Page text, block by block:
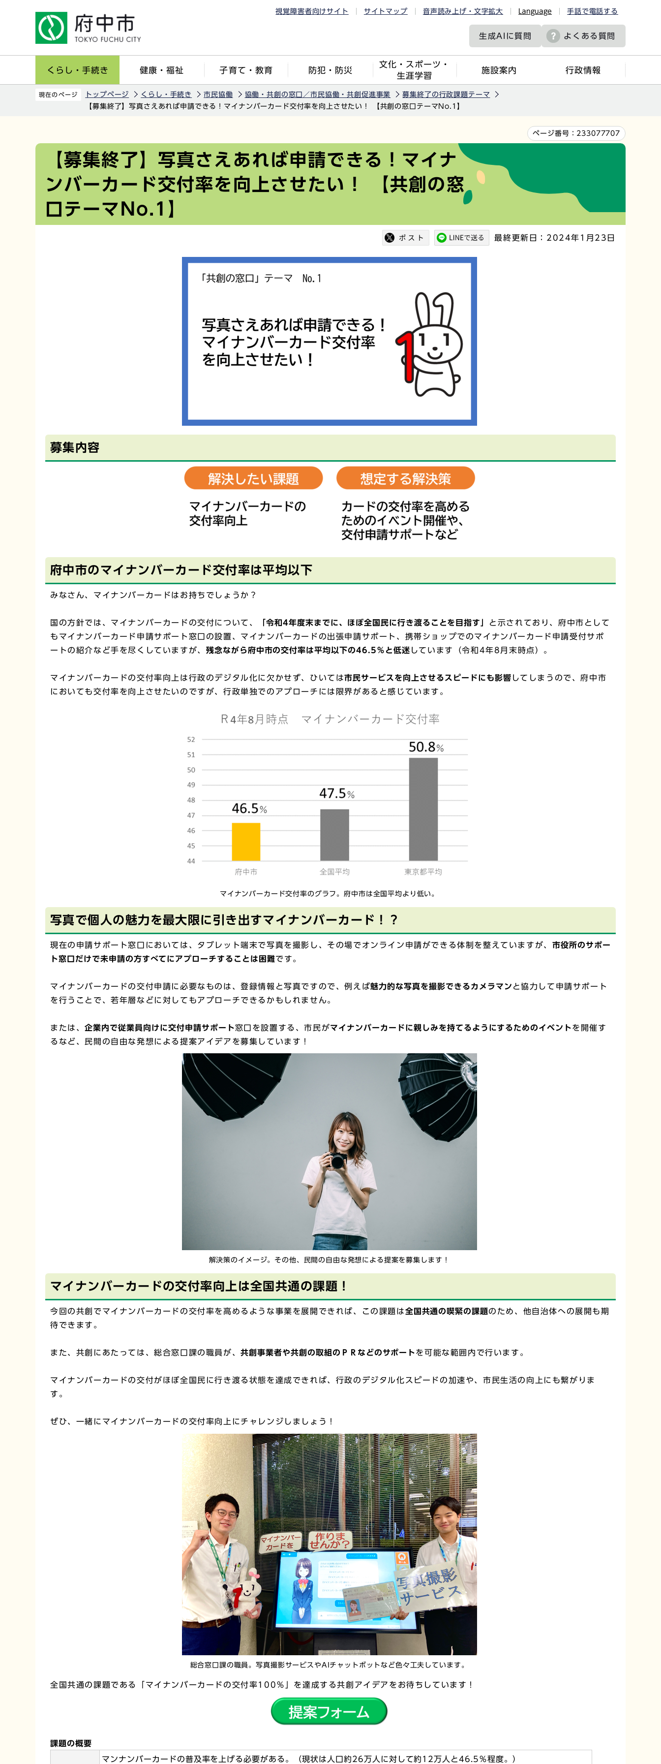
視覚障害者向けサイト サイトマップ 音声読み上げ・文字拡大 Language 手話で電話する
生成AIに質問 よくある質問
くらし・手続き 健康・福祉 子育て・教育 防犯・防災
文化・スポーツ・
生涯学習
施設案内 行政情報
現在のページ トップページ くらし・手続き 市民協働 協働・共創の窓口／市民協働・共創促進事業
募集終了の行政課題テーマ
【募集終了】写真さえあれば申請できる！マイナンバーカード交付率を向上させたい！ 【共創の窓口テーマNo.1】
ページ番号： 233077707
【募集終了】写真さえあれば申請できる！マイナ
ンバーカード交付率を向上させたい！ 【共創の窓
口テーマNo.1】
最終更新日：2024年1月23日
募集内容
府中市のマイナンバーカード交付率は平均以下
みなさん、マイナンバーカードはお持ちでしょうか？
国の方針では、マイナンバーカードの交付について、 「令和4年度末までに、ほぼ全国民に行き渡ることを目指す」
と示されており、府中市として
もマイナンバーカード申請サポート窓口の設置、マイナンバーカードの出張申請サポート、携帯ショップでのマイナンバーカード申請受付サポ
ートの紹介など手を尽くしていますが、 残念ながら府中市の交付率は平均以下の46.5％と低迷 しています（令和4年8月末時点）。
マイナンバーカードの交付率向上は行政のデジタル化に欠かせず、ひいては市民サービスを向上させるスピードにも影響 してしまうので、府中市
においても交付率を向上させたいのですが、行政単独でのアプローチには限界があると感じています。
マイナンバーカード交付率のグラフ。府中市は全国平均より低い。
写真で個人の魅力を最大限に引き出すマイナンバーカード！？
現在の申請サポート窓口においては、タブレット端末で写真を撮影し、その場でオンライン申請ができる体制を整えていますが、 市役所のサポー
ト窓口だけで未申請の方すべてにアプローチすることは困難です。
マイナンバーカードの交付申請に必要なものは、登録情報と写真ですので、例えば魅力的な写真を撮影できるカメラマン と協力して申請サポート
を行うことで、若年層などに対してもアプローチできるかもしれません。
または、企業内で従業員向けに交付申請サポート窓口を設置する、市民がマイナンバーカードに親しみを持てるようにするためのイベントを開催す
るなど、民間の自由な発想による提案アイデアを募集しています！
解決策のイメージ。その他、民間の自由な発想による提案を募集します！
マイナンバーカードの交付率向上は全国共通の課題！
今回の共創でマイナンバーカードの交付率を高めるような事業を展開できれば、この課題は全国共通の喫緊の課題のため、他自治体への展開も期
待できます。
また、共創にあたっては、総合窓口課の職員が、共創事業者や共創の取組のＰＲなどのサポートを可能な範囲内で行います。
マイナンバーカードの交付がほぼ全国民に行き渡る状態を達成できれば、行政のデジタル化スピードの加速や、市民生活の向上にも繋がりま
す。
ぜひ、一緒にマイナンバーカードの交付率向上にチャレンジしましょう！
総合窓口課の職員。写真撮影サービスやAIチャットボットなど色々工夫しています。
全国共通の課題である「マイナンバーカードの交付率100％」を達成する共創アイデアをお待ちしています！
課題の概要
マンナンバーカードの普及率を上げる必要がある。（現状は人口約26万人に対して約12万人と46.5％程度。）